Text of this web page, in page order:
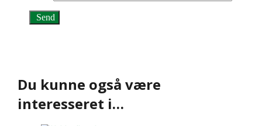
Du kunne også være
interesseret i…